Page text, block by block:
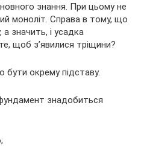
знання. При цьому не
моноліт. Справа в тому, що
а значить, і усадка
щоб з’явилися тріщини?
окрему підставу.
знадобиться